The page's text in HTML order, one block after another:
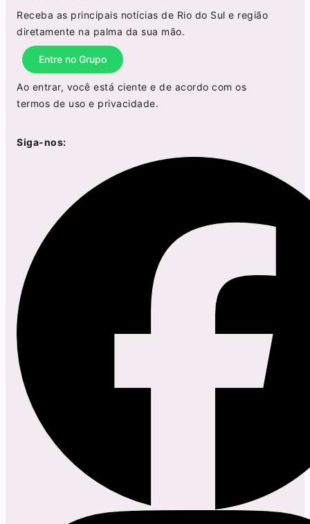
Receba as principais notícias de Rio do Sul e região
diretamente na palma da sua mão.
Entre no Grupo
Ao entrar, você está ciente e de acordo com os
termos de uso e privacidade.
Siga-nos: